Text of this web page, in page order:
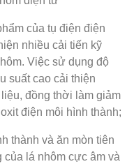
của tụ điện điện
nhiều cải tiến kỹ
Việc sử dụng độ
suất cao cải thiện
đồng thời làm giảm
điện môi hình thành;
thành và ăn mòn tiên
của lá nhôm cực âm và